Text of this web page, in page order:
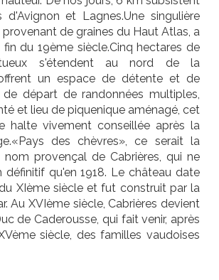
d'Avignon et Lagnes.Une singulière
de graines du Haut Atlas, a
du 19ème siècle.Cinq hectares de
s'étendent au nord de la
un espace de détente et de
de départ de randonnées multiples,
et lieu de piquenique aménagé, cet
halte vivement conseillée après la
des chèvres», ce serait la
nom provençal de Cabrières, qui ne
définitif qu'en 1918. Le château date
XIème siècle et fut construit par la
Au XVIème siècle, Cabrières devient
de Caderousse, qui fait venir, après
siècle, des familles vaudoises